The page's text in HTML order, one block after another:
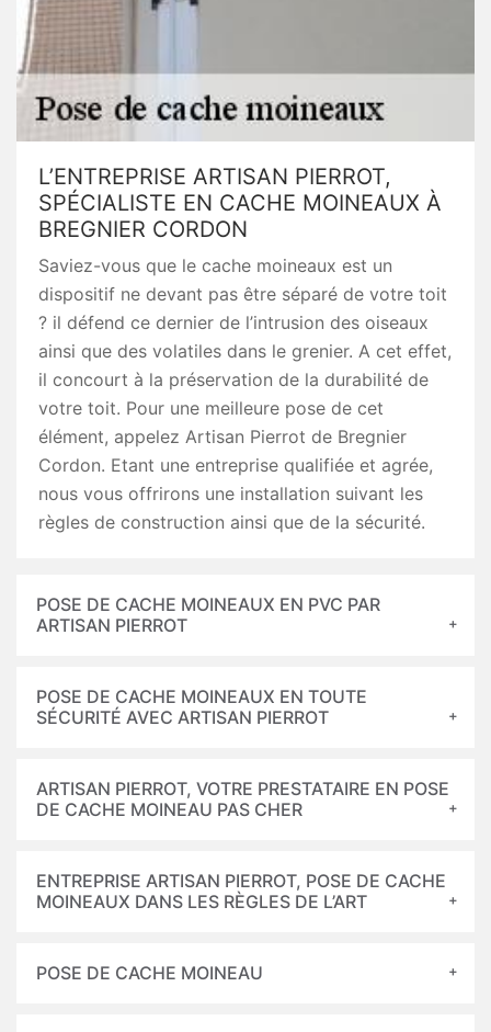
L’ENTREPRISE ARTISAN PIERROT,
SPÉCIALISTE EN CACHE MOINEAUX À
BREGNIER CORDON
Saviez-vous que le cache moineaux est un
dispositif ne devant pas être séparé de votre toit
? il défend ce dernier de l’intrusion des oiseaux
ainsi que des volatiles dans le grenier. A cet effet,
il concourt à la préservation de la durabilité de
votre toit. Pour une meilleure pose de cet
élément, appelez Artisan Pierrot de Bregnier
Cordon. Etant une entreprise qualifiée et agrée,
nous vous offrirons une installation suivant les
règles de construction ainsi que de la sécurité.
POSE DE CACHE MOINEAUX EN PVC PAR
ARTISAN PIERROT
POSE DE CACHE MOINEAUX EN TOUTE
SÉCURITÉ AVEC ARTISAN PIERROT
ARTISAN PIERROT, VOTRE PRESTATAIRE EN POSE
DE CACHE MOINEAU PAS CHER
ENTREPRISE ARTISAN PIERROT, POSE DE CACHE
MOINEAUX DANS LES RÈGLES DE L’ART
POSE DE CACHE MOINEAU